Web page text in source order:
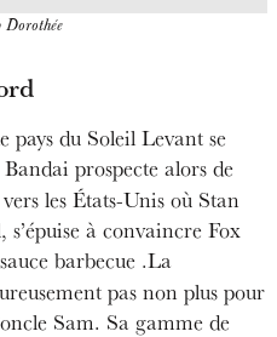
pays du Soleil Levant se
prospecte alors de
les États-Unis où Stan
à convaincre Fox
barbecue .La
pas non plus pour
Sam. Sa gamme de